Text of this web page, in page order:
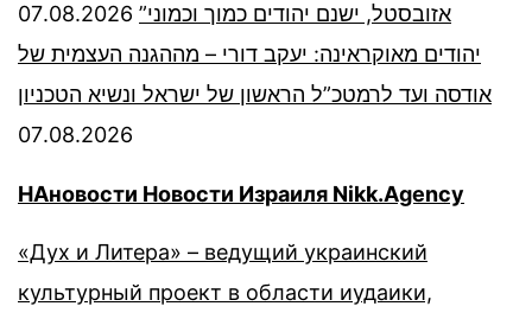
אזובסטל, ישנם יהודים כמוך וכמוני” 07.08.2026
יהודים מאוקראינה: יעקב דורי – מההגנה העצמית של
אודסה ועד לרמטכ”ל הראשון של ישראל ונשיא הטכניון
07.08.2026
НАновости Новости Израиля Nikk.Agency
«Дух и Литера» – ведущий украинский
культурный проект в области иудаики,